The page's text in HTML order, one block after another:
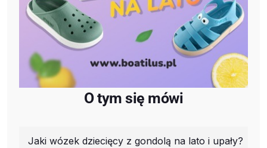
O tym się mówi
Jaki wózek dziecięcy z gondolą na lato i upały?